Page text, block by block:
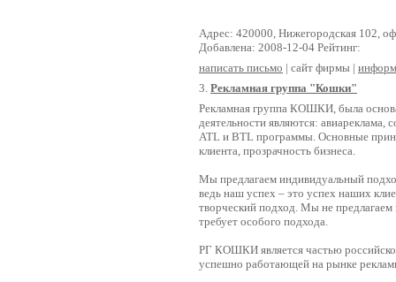
Адрес: 420000, Нижегородская 102,
Добавлена: 2008-12-04 Рейтинг:
написать письмо | сайт фирмы |
3. Рекламная группа "Кошки"
Рекламная группа КОШКИ, была
деятельности являются:
ATL и BTL программы. Основные
клиента, прозрачность бизнеса.
Мы предлагаем индивидуальный
ведь наш успех – это успех наших
творческий подход. Мы не
требует особого подхода.
РГ КОШКИ является частью
успешно работающей на рынке